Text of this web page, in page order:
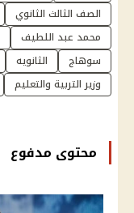
الصف الثالث الثانوي
محمد عبد اللطيف
سوهاج
الثانويه
وزير التربية والتعليم
محتوى مدفوع